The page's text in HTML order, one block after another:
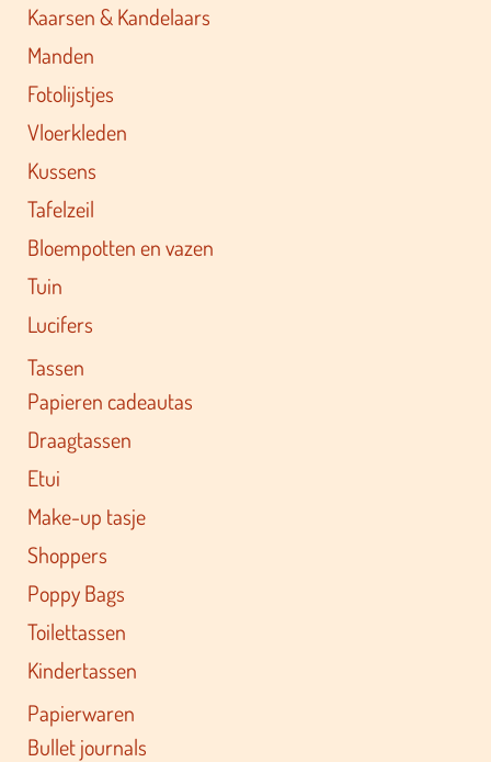
Kaarsen & Kandelaars
Manden
Fotolijstjes
Vloerkleden
Kussens
Tafelzeil
Bloempotten en vazen
Tuin
Lucifers
Tassen
Papieren cadeautas
Draagtassen
Etui
Make-up tasje
Shoppers
Poppy Bags
Toilettassen
Kindertassen
Papierwaren
Bullet journals